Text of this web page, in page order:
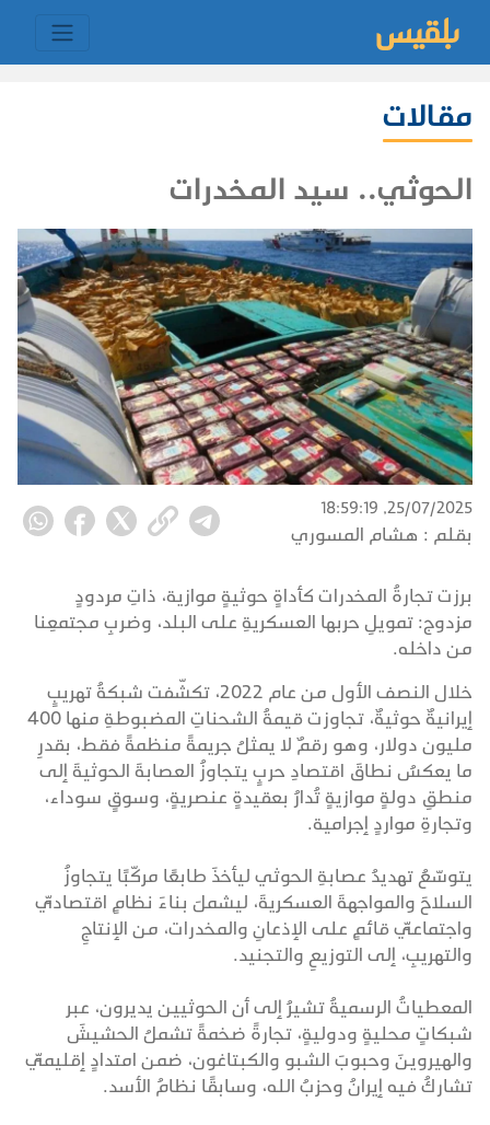
مقالات
الحوثي.. سيد المخدرات
25/07/2025, 18:59:19
بقلم : هشام المسوري
برزت تجارةُ المخدرات كأداةٍ حوثيةٍ موازية، ذاتِ مردودٍ
مزدوج: تمويلِ حربها العسكريةِ على البلد، وضربِ مجتمعِنا
من داخله.
خلال النصف الأول من عام 2022، تكشّفت شبكةُ تهريبٍ
إيرانيةٌ حوثيةٌ، تجاوزت قيمةُ الشحناتِ المضبوطةِ منها 400
مليون دولار، وهو رقمٌ لا يمثلُ جريمةً منظمةً فقط، بقدرِ
ما يعكسُ نطاقَ اقتصادِ حربٍ يتجاوزُ العصابةَ الحوثيةَ إلى
منطقِ دولةٍ موازيةٍ تُدارُ بعقيدةٍ عنصريةٍ، وسوقٍ سوداء،
وتجارةِ مواردٍ إجرامية.
يتوسّعُ تهديدُ عصابةِ الحوثي ليأخذَ طابعًا مركّبًا يتجاوزُ
السلاحَ والمواجهةَ العسكريةَ، ليشملَ بناءَ نظامٍ اقتصاديٍّ
واجتماعيٍّ قائمٍ على الإذعانِ والمخدرات، من الإنتاجِ
والتهريبِ، إلى التوزيعِ والتجنيد.
المعطياتُ الرسميةُ تشيرُ إلى أن الحوثيين يديرون، عبر
شبكاتٍ محليةٍ ودوليةٍ، تجارةً ضخمةً تشملُ الحشيشَ
والهيروينَ وحبوبَ الشبو والكبتاغون، ضمن امتدادٍ إقليميٍّ
تشاركُ فيه إيرانُ وحزبُ الله، وسابقًا نظامُ الأسد.